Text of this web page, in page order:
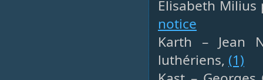
Elisabeth Milius
notice
Karth – Jean
luthériens, (1)